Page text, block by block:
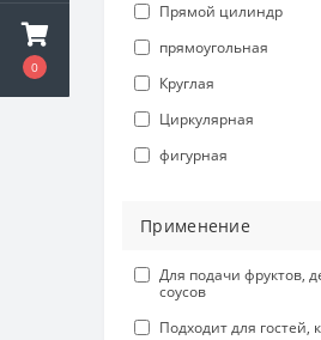
0
Прямой цилиндр
прямоугольная
Круглая
Циркулярная
фигурная
Применение
Для подачи фруктов,
соусов
Подходит для гостей,